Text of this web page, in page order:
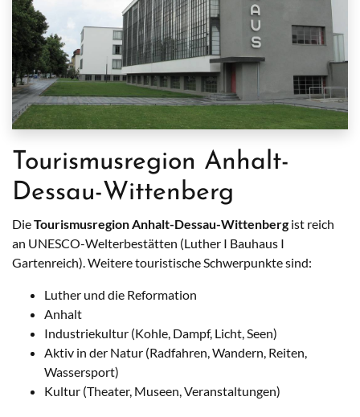
Tourismusregion Anhalt-
Dessau-Wittenberg
DieTourismusregion Anhalt-Dessau-Wittenberg ist reich
an UNESCO-Welterbestätten (Luther I Bauhaus I
Gartenreich). Weitere touristische Schwerpunkte sind:
Luther und die Reformation
Anhalt
Industriekultur (Kohle, Dampf, Licht, Seen)
Aktiv in der Natur (Radfahren, Wandern, Reiten,
Wassersport)
Kultur (Theater, Museen, Veranstaltungen)